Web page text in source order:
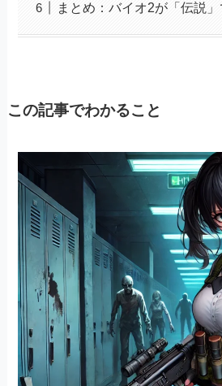
まとめ：バイオ2が「伝説
この記事でわかること